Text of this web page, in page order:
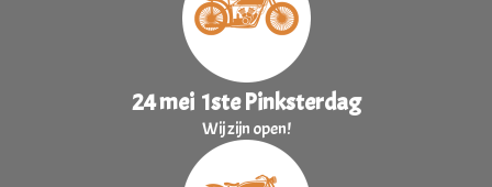
24 mei 1ste Pinksterdag
Wij zijn open!